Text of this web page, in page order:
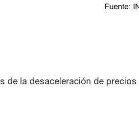
de la desaceleración de precios